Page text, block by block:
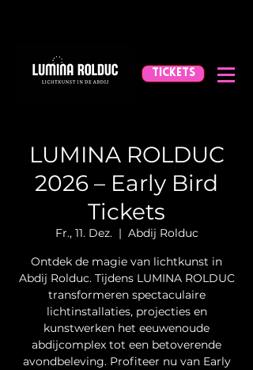
TICKETS
LUMINA ROLDUC
2026 – Early Bird
Tickets
Fr., 11. Dez.
  |
Abdij Rolduc
Ontdek de magie van lichtkunst in
Abdij Rolduc. Tijdens LUMINA ROLDUC
transformeren spectaculaire
lichtinstallaties, projecties en
kunstwerken het eeuwenoude
abdijcomplex tot een betoverende
avondbeleving. Profiteer nu van Early